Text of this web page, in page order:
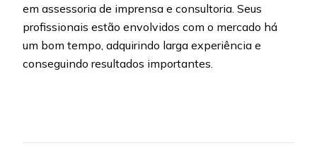
em assessoria de imprensa e consultoria. Seus
profissionais estão envolvidos com o mercado há
um bom tempo, adquirindo larga experiência e
conseguindo resultados importantes.